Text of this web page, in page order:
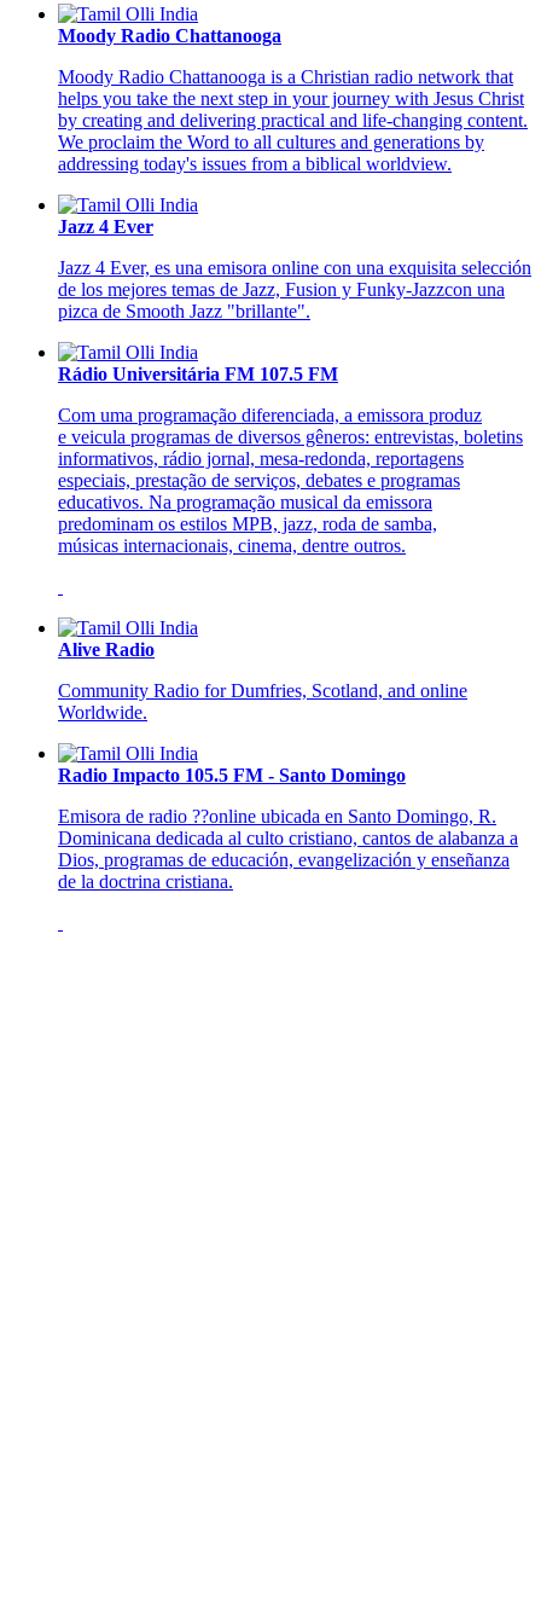
Moody Radio Chattanooga
Moody Radio Chattanooga is a Christian radio network that
helps you take the next step in your journey with Jesus Christ
by creating and delivering practical and life-changing content.
We proclaim the Word to all cultures and generations by
addressing today's issues from a biblical worldview.
Jazz 4 Ever
Jazz 4 Ever, es una emisora online con una exquisita selección
de los mejores temas de Jazz, Fusion y Funky-Jazzcon una
pizca de Smooth Jazz "brillante".
Rádio Universitária FM 107.5 FM
Com uma programação diferenciada, a emissora produz
e veicula programas de diversos gêneros: entrevistas, boletins
informativos, rádio jornal, mesa-redonda, reportagens
especiais, prestação de serviços, debates e programas
educativos. Na programação musical da emissora
predominam os estilos MPB, jazz, roda de samba,
músicas internacionais, cinema, dentre outros.
Alive Radio
Community Radio for Dumfries, Scotland, and online
Worldwide.
Radio Impacto 105.5 FM - Santo Domingo
Emisora de radio ??online ubicada en Santo Domingo, R.
Dominicana dedicada al culto cristiano, cantos de alabanza a
Dios, programas de educación, evangelización y enseñanza
de la doctrina cristiana.